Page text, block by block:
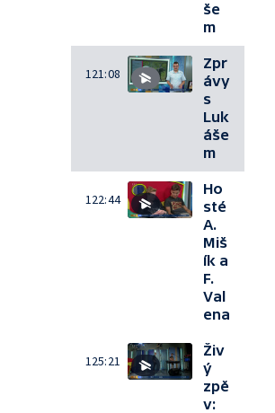
še
m
121:08
Zpr
ávy
s
Luk
áše
m
122:44
Ho
sté
A.
Miš
ík a
F.
Val
ena
125:21
Živ
ý
zpě
v: